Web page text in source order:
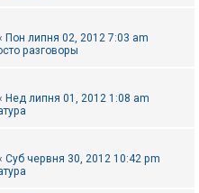
Пон липня 02, 2012 7:03 am
разговоры
Нед липня 01, 2012 1:08 am
Суб червня 30, 2012 10:42 pm